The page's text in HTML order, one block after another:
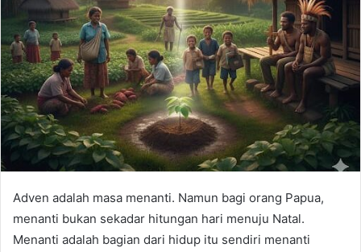
Adven adalah masa menanti. Namun bagi orang Papua,
menanti bukan sekadar hitungan hari menuju Natal.
Menanti adalah bagian dari hidup itu sendiri menanti